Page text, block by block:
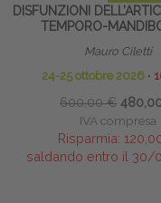
DISFUNZIONI
TEMPORO-
Mauro Ciletti
24-25 ottobre 2026 ∙
600,00 €
IVA compresa
Risparmia:
saldando entro il 30/